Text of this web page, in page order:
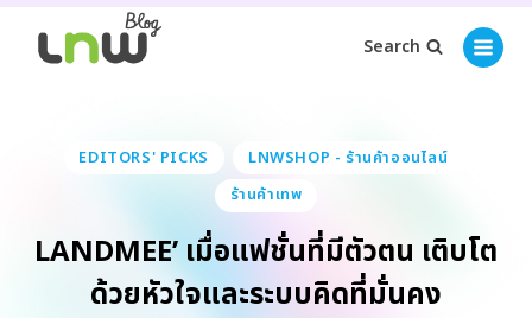
Search
EDITORS' PICKS
LNWSHOP - ร้านค้าออนไลน์
ร้านค้าเทพ
LANDMEE’ เมื่อแฟชั่นที่มีตัวตน เติบโต
ด้วยหัวใจและระบบคิดที่มั่นคง